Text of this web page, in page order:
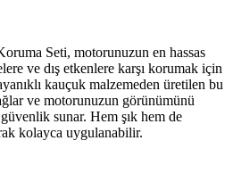
Seti, motorunuzun en hassas
ve dış etkenlere karşı korumak için
kauçuk malzemeden üretilen bu
ve motorunuzun görünümünü
sunar. Hem şık hem de
kolayca uygulanabilir.